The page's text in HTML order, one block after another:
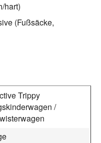
hart)
(Fußsäcke,
Trippy
/